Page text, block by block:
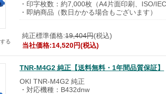
・印字枚数：約7,000枚（A4片面印刷、ISO/
・即納商品（数日かかる場合もございます）
る
純正標準価格:19,404円(税込)
当社価格:14,520円(税込)
TNR-M4G2 純正【送料無料・1年間品質保証】
OKI TNR-M4G2 純正
・対応機種：B432dnw